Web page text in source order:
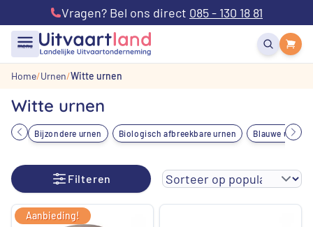
Vragen? Bel ons direct 085 - 130 18 81
menu
Home Urnen Witte urnen
Witte urnen
Bijzondere urnen Biologisch afbreekbare urnen Blauwe urnen
Filteren
Aanbieding!